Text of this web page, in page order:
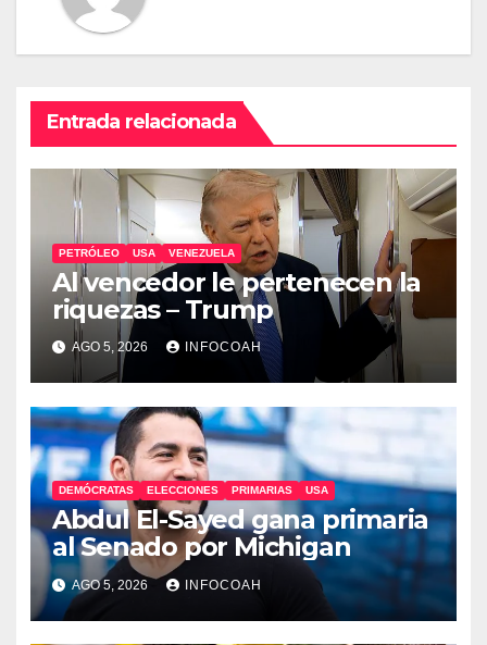
Entrada relacionada
PETRÓLEO USA VENEZUELA
Al vencedor le pertenecen la
riquezas – Trump
AGO 5, 2026 INFOCOAH
DEMÓCRATAS ELECCIONES PRIMARIAS USA
Abdul El-Sayed gana primaria
al Senado por Michigan
AGO 5, 2026 INFOCOAH